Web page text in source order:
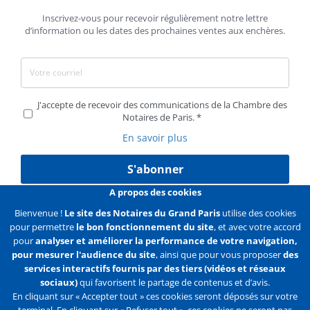
Inscrivez-vous pour recevoir régulièrement notre lettre
d’information ou les dates des prochaines ventes aux enchères.
J'accepte de recevoir des communications de la Chambre des
Notaires de Paris.
En savoir plus
S'abonner
Liens Mentions légales Données personnelles
Politique des cookies Configurer les cookies
Liens
Accueil Contact Plan du site
A propos des cookies
Bienvenue ! Le site des Notaires du Grand Parisutilise des cookies
pour permettre le bon fonctionnement du site, et avec votre accord
pouranalyser et améliorer la performance de votre navigation,
pour mesurer l'audience du site, ainsi que pour vous proposerdes
services interactifs fournis par des tiers (vidéos et réseaux
sociaux)qui favorisent le partage de contenus et d’avis.
En cliquant sur « Accepter tout » ces cookies seront déposés sur votre